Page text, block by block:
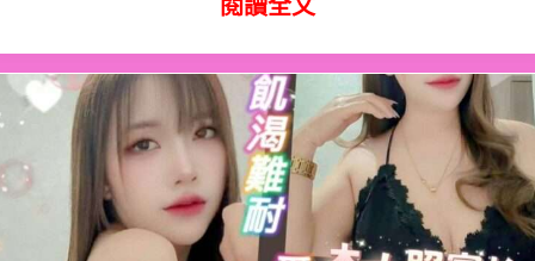
閱讀全文